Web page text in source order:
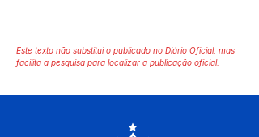
Este texto não substitui o publicado no Diário Oficial, mas
facilita a pesquisa para localizar a publicação oficial.